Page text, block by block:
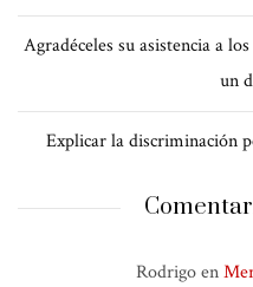
Agradéceles su asistencia a
un
Explicar la discriminación
Rodrigoen